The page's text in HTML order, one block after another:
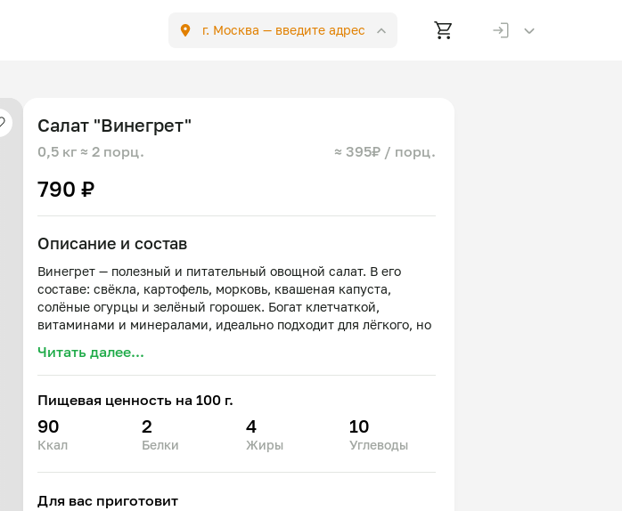
г. Москва — введите адрес
Салат "Винегрет"
0,5 кг ≈ 2 порц. ≈ 395₽ / порц.
790 ₽
Описание и состав
Винегрет — полезный и питательный овощной салат. В его
составе: свёкла, картофель, морковь, квашеная капуста,
солёные огурцы и зелёный горошек. Богат клетчаткой,
витаминами и минералами, идеально подходит для лёгкого, но
Читать далее...
Пищевая ценность на 100 г.
90
Ккал
2
Белки
4
Жиры
10
Углеводы
Для вас приготовит